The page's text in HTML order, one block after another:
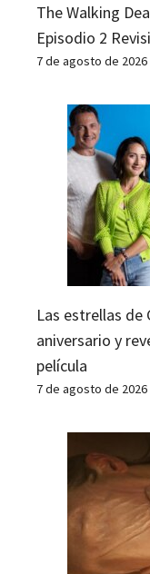
The Walking
Episodio 2
7 de agosto de 2026
Las estrellas de
aniversario y
película
7 de agosto de 2026